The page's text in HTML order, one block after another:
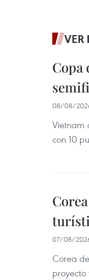
VER
Copa
08/08/
Vietnam
con 10
07/08/
Corea